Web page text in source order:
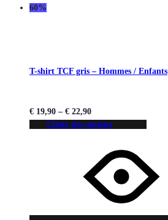
60%
T-shirt TCF gris – Hommes / Enfants
€ 19,90 – € 22,90
Choix des options